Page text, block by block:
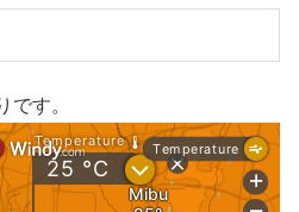
です。